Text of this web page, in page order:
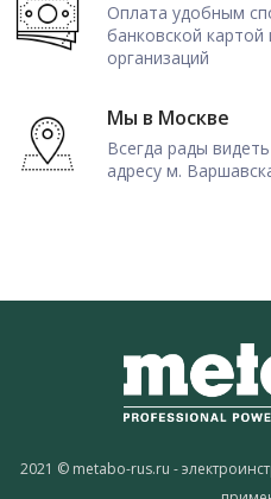
Оплата удобным
банковской
организаций
Мы в Москве
Всегда рады
адресу м.
2021 © metabo-rus.ru -